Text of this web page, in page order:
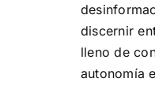
discernir
lleno de
autonomía